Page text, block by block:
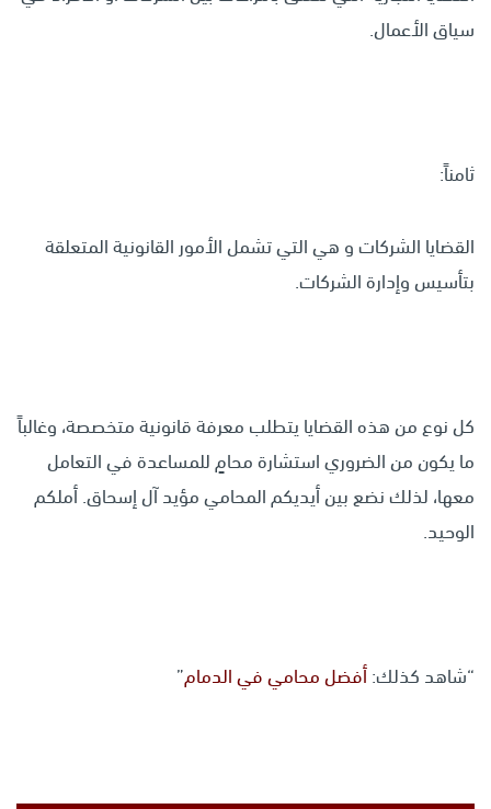
سياق الأعمال.
ثامناً:
القضايا الشركات و هي التي تشمل الأمور القانونية المتعلقة
بتأسيس وإدارة الشركات.
كل نوع من هذه القضايا يتطلب معرفة قانونية متخصصة، وغالباً
ما يكون من الضروري استشارة محامٍ للمساعدة في التعامل
معها، لذلك نضع بين أيديكم المحامي مؤيد آل إسحاق. أملكم
الوحيد.
“شاهد كذلك:أفضل محامي في الدمام”